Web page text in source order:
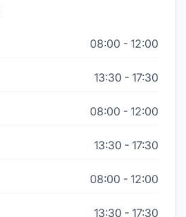
08:00 - 12:00
13:30 - 17:30
08:00 - 12:00
13:30 - 17:30
08:00 - 12:00
13:30 - 17:30